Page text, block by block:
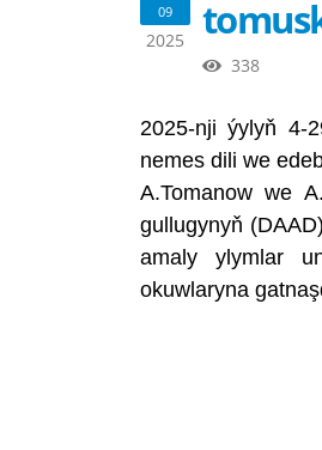
09
2025
338
2025-nji ýylyň 4-
nemes dili we
A.Tomanow we
gullugynyň
amaly ylymlar
okuwlaryna